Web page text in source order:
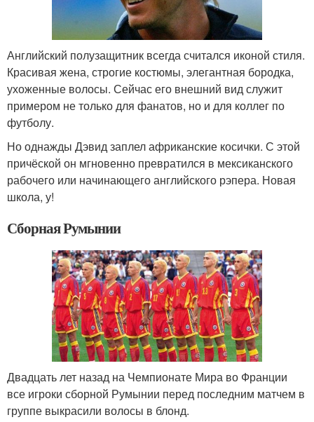
Английский полузащитник всегда считался иконой стиля.
Красивая жена, строгие костюмы, элегантная бородка,
ухоженные волосы. Сейчас его внешний вид служит
примером не только для фанатов, но и для коллег по
футболу.
Но однажды Дэвид заплел африканские косички. С этой
причёской он мгновенно превратился в мексиканского
рабочего или начинающего английского рэпера. Новая
школа, у!
Сборная Румынии
Двадцать лет назад на Чемпионате Мира во Франции
все игроки сборной Румынии перед последним матчем в
группе выкрасили волосы в блонд.